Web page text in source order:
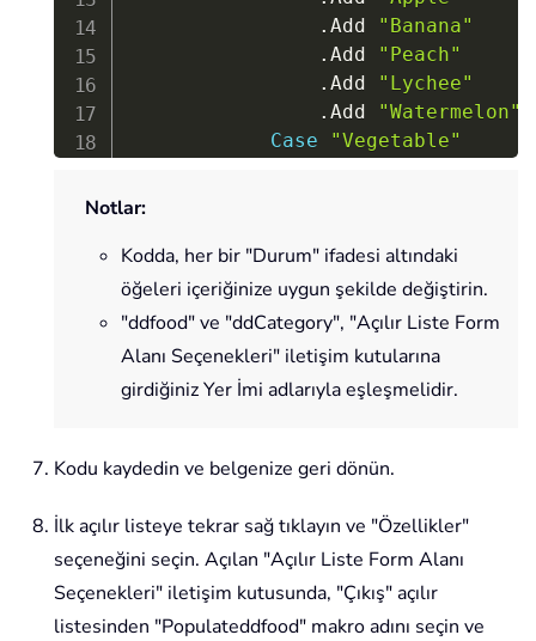
. Add
"Banana"
. Add
"Peach"
. Add
"Lychee"
. Add
"Watermelon"
Case
"Vegetable"
.Add "Pork"
. Add "Beef"
Add
"Mutton"
End With
End Sub
Notlar:
Kodda, her bir "Durum" ifadesi altındaki
öğeleri içeriğinize uygun şekilde değiştirin.
"ddfood" ve "ddCategory", "Açılır Liste Form
Alanı Seçenekleri" iletişim kutularına
girdiğiniz Yer İmi adlarıyla eşleşmelidir.
Kodu kaydedin ve belgenize geri dönün.
İlk açılır listeye tekrar sağ tıklayın ve "Özellikler"
seçeneğini seçin. Açılan "Açılır Liste Form Alanı
Seçenekleri" iletişim kutusunda, "Çıkış" açılır
listesinden "Populateddfood" makro adını seçin ve